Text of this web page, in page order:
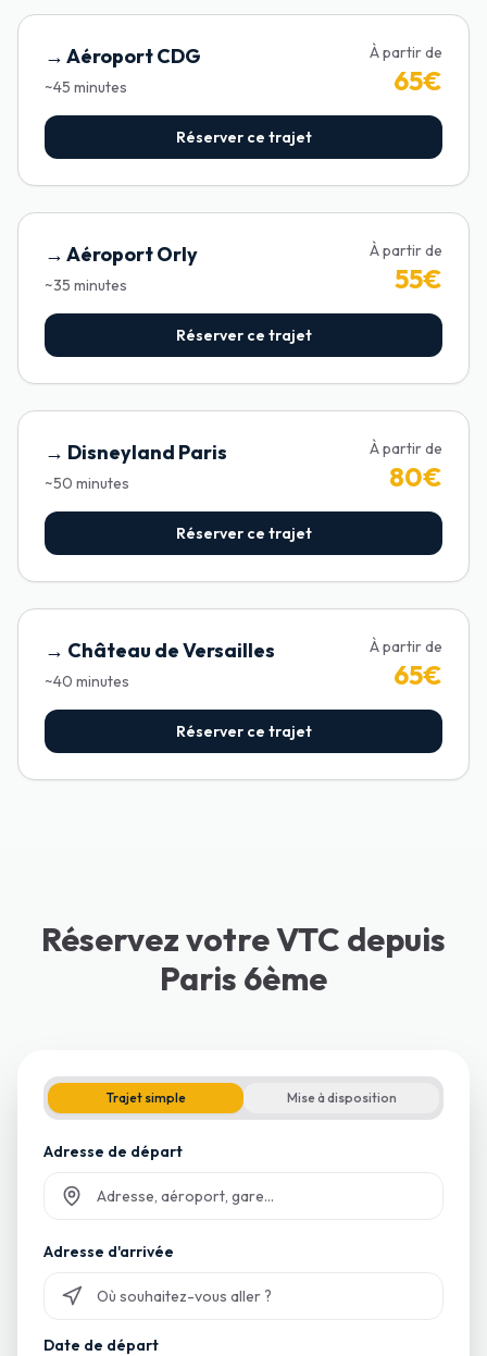
→ Aéroport CDG
~45 minutes
À partir de
65€
Réserver ce trajet
→ Aéroport Orly
~35 minutes
À partir de
55€
Réserver ce trajet
→ Disneyland Paris
~50 minutes
À partir de
80€
Réserver ce trajet
→ Château de Versailles
~40 minutes
À partir de
65€
Réserver ce trajet
Réservez votre VTC depuis
Paris 6ème
Trajet simple Mise à disposition
Adresse de départ
Adresse d'arrivée
Date de départ